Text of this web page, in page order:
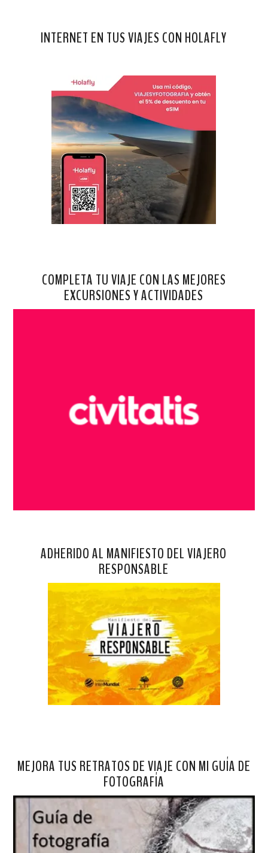
INTERNET EN TUS VIAJES CON HOLAFLY
COMPLETA TU VIAJE CON LAS MEJORES
EXCURSIONES Y ACTIVIDADES
ADHERIDO AL MANIFIESTO DEL VIAJERO
RESPONSABLE
MEJORA TUS RETRATOS DE VIAJE CON MI GUÍA DE
FOTOGRAFÍA